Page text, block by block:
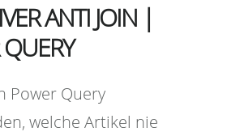
ANTI JOIN |
Power Query
welche Artikel nie